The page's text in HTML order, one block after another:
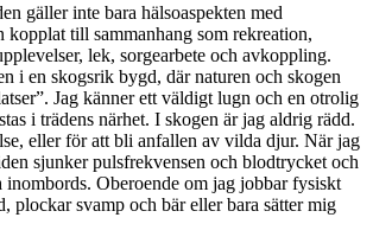
gäller inte bara hälsoaspekten med
kopplat till sammanhang som rekreation,
lek, sorgearbete och avkoppling.
i en skogsrik bygd, där naturen och skogen
Jag känner ett väldigt lugn och en otrolig
i trädens närhet. I skogen är jag aldrig rädd.
eller för att bli anfallen av vilda djur. När jag
sjunker pulsfrekvensen och blodtrycket och
Oberoende om jag jobbar fysiskt
plockar svamp och bär eller bara sätter mig